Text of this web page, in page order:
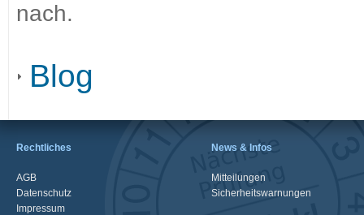
nach.
Blog
Rechtliches
AGB
Datenschutz
Impressum
News & Infos
Mitteilungen
Sicherheitswarnungen